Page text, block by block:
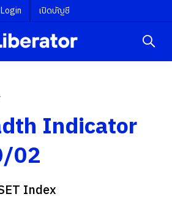
Login เปิดบัญชี
Indicator
02
Index